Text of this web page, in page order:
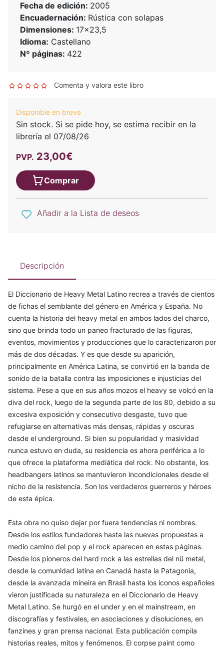
Fecha de edición: 2005
Encuadernación: Rústica con solapas
Dimensiones: 17x23,5
Idioma: Castellano
Nº páginas: 422
Comenta y valora este libro
Disponible en breve
Sin stock. Si se pide hoy, se estima recibir en la
librería el 07/08/26
PVP. 23,00€
Comprar
Añadir a la Lista de deseos
Descripción
El Diccionario de Heavy Metal Latino recrea a través de cientos
de fichas el semblante del género en América y España. No
cuenta la historia del heavy metal en ambos lados del charco,
sino que brinda todo un paneo fracturado de las figuras,
eventos, movimientos y producciones que lo caracterizaron por
más de dos décadas. Y es que desde su aparición,
principalmente en América Latina, se convirtió en la banda de
sonido de la batalla contra las imposiciones e injusticias del
sistema. Pese a que en sus años mozos el heavy se volcó en la
diva del rock, luego de la segunda parte de los 80, debido a su
excesiva exposición y consecutivo desgaste, tuvo que
refugiarse en alternativas más densas, rápidas y oscuras
desde el underground. Si bien su popularidad y masividad
nunca estuvo en duda, su residencia es ahora periférica a lo
que ofrece la plataforma mediática del rock. No obstante, los
headbangers latinos se mantuvieron incondicionales desde el
nicho de la resistencia. Son los verdaderos guerreros y héroes
de esta épica.
Esta obra no quiso dejar por fuera tendencias ni nombres.
Desde los estilos fundadores hasta las nuevas propuestas a
medio camino del pop y el rock aparecen en estas páginas.
Desde los pioneros del hard rock a las estrellas del nü metal,
desde la comunidad latina en Canadá hasta la Patagonia,
desde la avanzada mineira en Brasil hasta los iconos españoles
vieron justificada su naturaleza en el Diccionario de Heavy
Metal Latino. Se hurgó en el under y en el mainstream, en
discografías y festivales, en asociaciones y disoluciones, en
fanzines y gran prensa nacional. Esta publicación compila
historias reales, mitos y fenómenos. El corpse paint como